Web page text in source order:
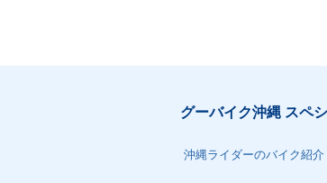
グーバイク沖縄 スペ
沖縄ライダーのバイク紹介